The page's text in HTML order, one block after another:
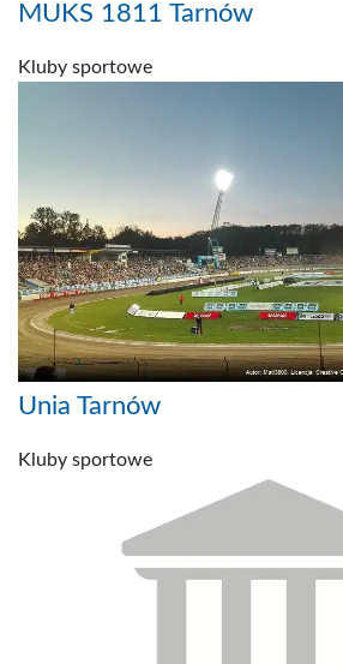
MUKS 1811 Tarnów
Kluby sportowe
Unia Tarnów
Kluby sportowe